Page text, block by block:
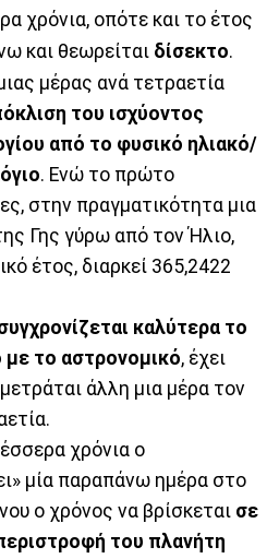
χρόνια, οπότε και το έτος
και θεωρείται δίσεκτο.
μέρας ανά τετραετία
του ισχύοντος
από το φυσικό ηλιακό/
. Ενώ το πρώτο
στην πραγματικότητα μια
Γης γύρω από τον Ήλιο,
έτος, διαρκεί 365,2422
καλύτερα το
με το αστρονομικό, έχει
άλλη μια μέρα τον
χρόνια ο
μία παραπάνω ημέρα στο
ο χρόνος να βρίσκεται σε
του πλανήτη